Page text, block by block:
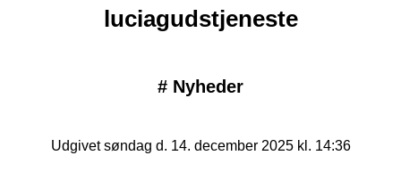
luciagudstjeneste
# Nyheder
Udgivet søndag d. 14. december 2025 kl. 14:36